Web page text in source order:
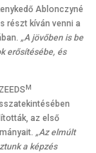
Ablonczyné
részt kíván venni a
„A jövőben is be
erősítésébe, és
M
az első
„Az elmúlt
a képzés